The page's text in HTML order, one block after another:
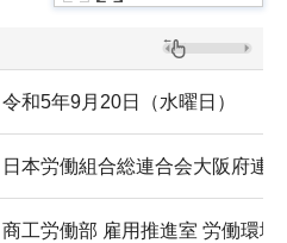
令和5年9月20日（水曜日）
日本労働組合総連合会大阪府連
商工労働部 雇用推進室 労働環境